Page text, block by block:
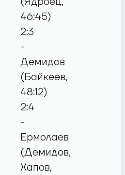
46:45)
2:3
-
Демидов
(Байкеев,
48:12)
2:4
-
Ермолаев
(Демидов,
Хапов,